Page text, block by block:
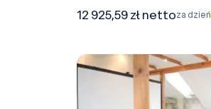
12 925,59 zł nettoza dzień
Sala Konferencyjna 1